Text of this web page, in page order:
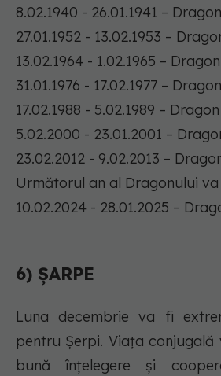
8.02.1940 - 26.01.1941 –
27.01.1952 - 13.02.1953 –
13.02.1964 - 1.02.1965 –
31.01.1976 - 17.02.1977 –
17.02.1988 - 5.02.1989 –
5.02.2000 - 23.01.2001 –
23.02.2012 - 9.02.2013 –
Următorul an al Dragonului va
10.02.2024 - 28.01.2025 –
6) ȘARPE
Luna decembrie va fi
pentru Șerpi. Viața
bună înțelegere și